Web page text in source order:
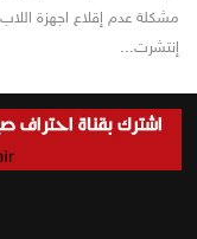
إنتشرت...